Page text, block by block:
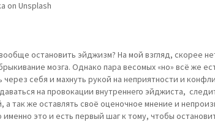
on Unsplash
остановить эйджизм? На мой взгляд, скорее
мозга. Однако пара весомых «но» всё же
через себя и махнуть рукой на неприятности и
на провокации внутреннего эйджиста,
а так же оставлять своё оценочное мнение и
это и есть первый шаг к тому, чтобы